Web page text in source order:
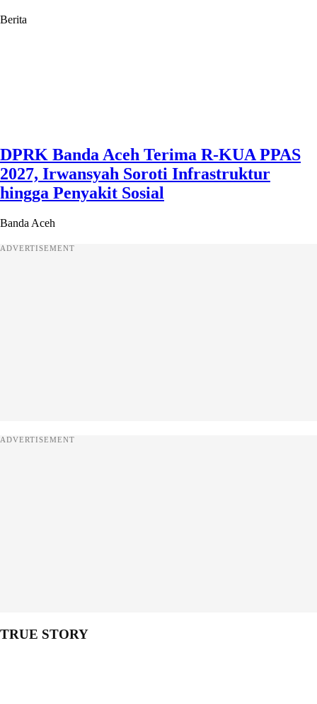
Berita
DPRK Banda Aceh Terima R-KUA PPAS
2027, Irwansyah Soroti Infrastruktur
hingga Penyakit Sosial
Banda Aceh
ADVERTISEMENT
ADVERTISEMENT
TRUE STORY